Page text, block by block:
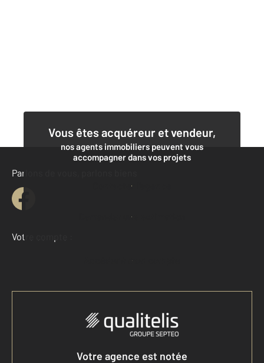
Vous êtes acquéreur et vendeur,
nos agents immobiliers peuvent vous
accompagner dans vos projets
Contacter l'agence
Demander une estimation
Parlons de vous, parlons biens
Votre compte :
Accéder à mon compte
Votre agence est notée